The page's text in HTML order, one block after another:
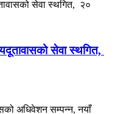
सेवा स्थगित,